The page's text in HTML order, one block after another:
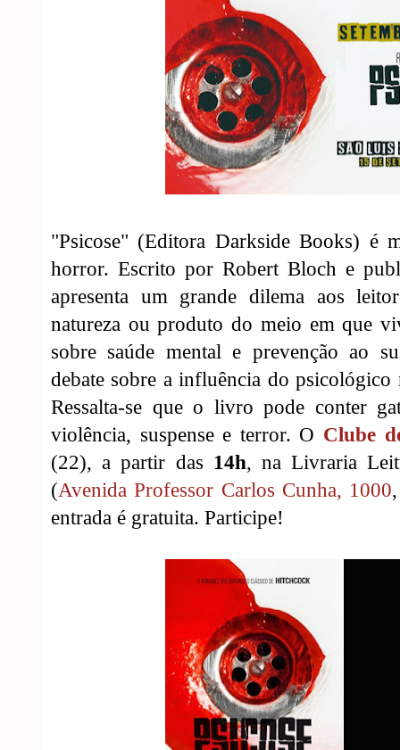
"Psicose" (Editora Darkside Books) é
horror. Escrito por Robert Bloch e
apresenta um grande dilema aos
natureza ou produto do meio em que
sobre saúde mental e prevenção ao
debate sobre a influência do
Ressalta-se que o livro pode conter
violência, suspense e terror. O Clube
(22), a partir das 14h, na Livraria
(Avenida Professor Carlos Cunha, 1000
entrada é gratuita. Participe!